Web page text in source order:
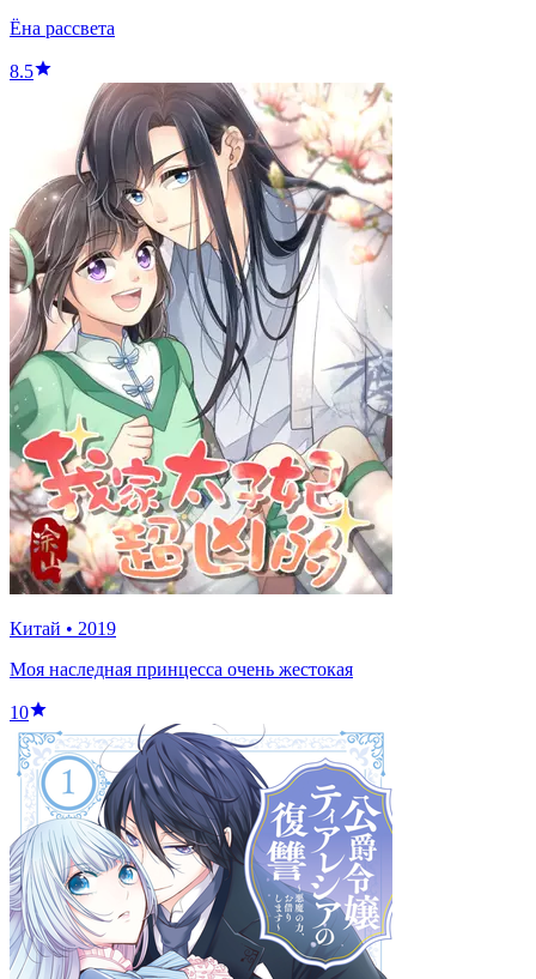
Ёна рассвета
8.5
Китай • 2019
Моя наследная принцесса очень жестокая
10